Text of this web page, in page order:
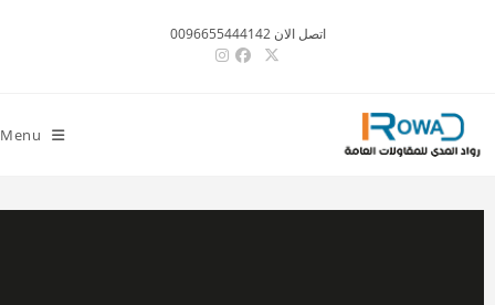
اتصل الان 0096655444142
Menu